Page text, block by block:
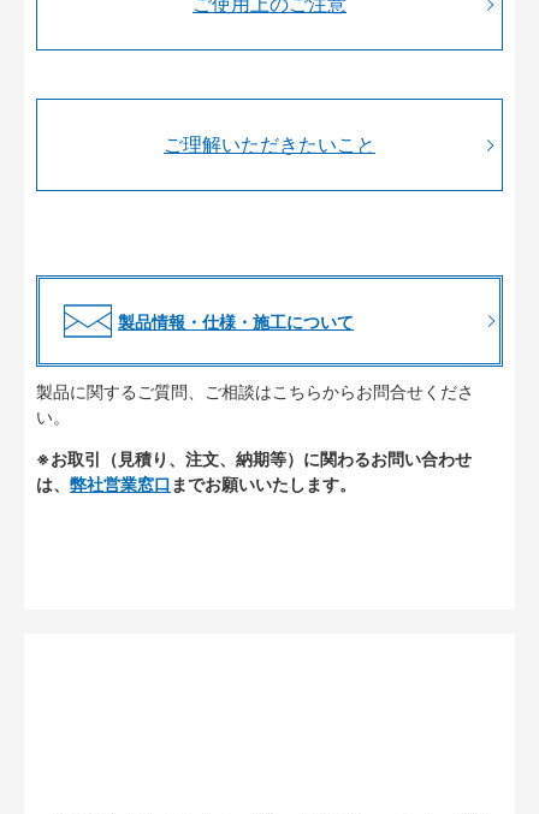
ご理解いただきたいこと
製品情報・仕様・施工について
製品に関するご質問、ご相談はこちらからお問合せくださ
い。
※お取引（見積り、注文、納期等）に関わるお問い合わせ
は、 弊社営業窓口 までお願いいたします。